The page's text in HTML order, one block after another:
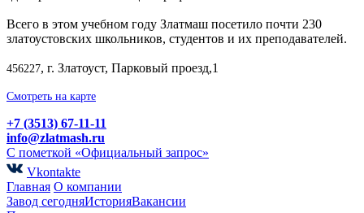
Всего в этом учебном году Златмаш посетило почти 230
златоустовских школьников, студентов и их преподавателей.
456227, г. Златоуст, Парковый проезд,1
Смотреть на карте
+7 (3513) 67-11-11
info@zlatmash.ru
С пометкой «Официальный запрос»
Vkontakte
Главная О компании
Завод сегодняИсторияВакансии